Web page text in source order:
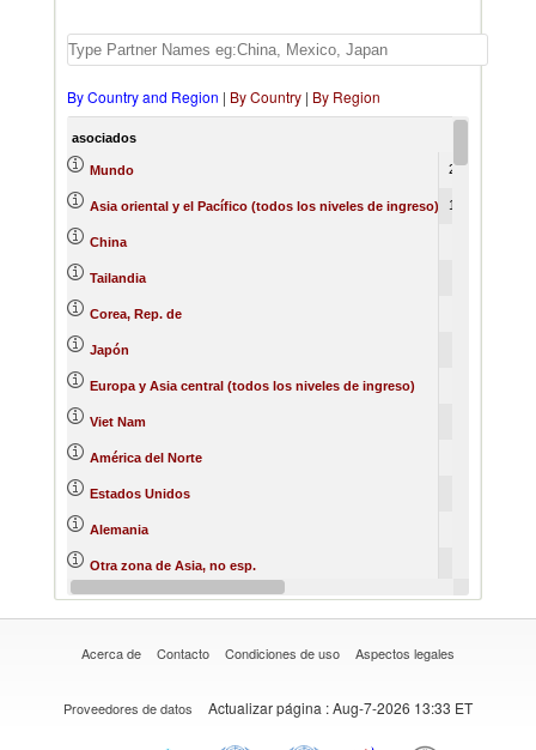
By Country and Region | By Country | By Region
asociados
Mundo 2100370
Asia oriental y el Pacífico (todos los niveles de ingreso) 1874424
China
Tailandia
Corea, Rep. de
Japón
Europa y Asia central (todos los niveles de ingreso)
Viet Nam
América del Norte
Estados Unidos
Alemania
Otra zona de Asia, no esp.
Singapur 36754
Acerca de Contacto Condiciones de uso Aspectos legales
Proveedores de datos Actualizar página : Aug-7-2026 13:33 ET